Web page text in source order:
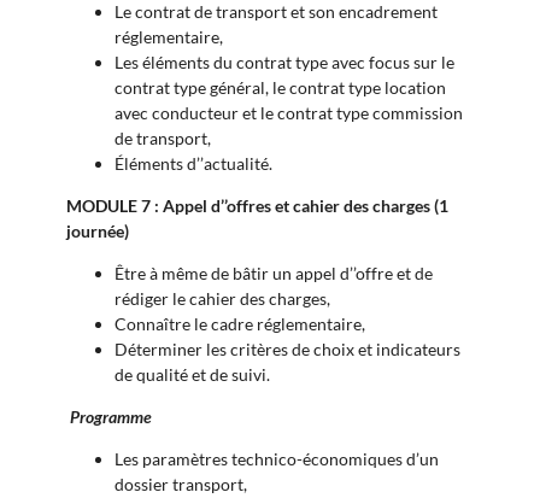
Le contrat de transport et son encadrement
réglementaire,
Les éléments du contrat type avec focus sur le
contrat type général, le contrat type location
avec conducteur et le contrat type commission
de transport,
Éléments d’’actualité.
MODULE 7 : Appel d’’offres et cahier des charges (1
journée)
Être à même de bâtir un appel d’’offre et de
rédiger le cahier des charges,
Connaître le cadre réglementaire,
Déterminer les critères de choix et indicateurs
de qualité et de suivi.
Programme
Les paramètres technico-économiques d’un
dossier transport,